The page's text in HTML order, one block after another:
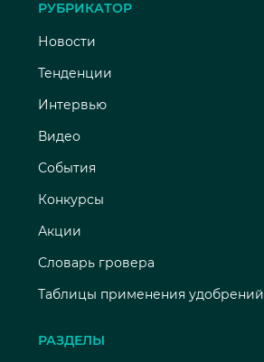
РУБРИКАТОР
Новости
Тенденции
Интервью
Видео
События
Конкурсы
Акции
Словарь гровера
Таблицы применения удобрений
РАЗДЕЛЫ